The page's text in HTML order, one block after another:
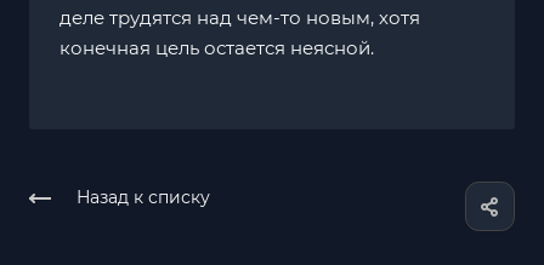
деле трудятся над чем-то новым, хотя
конечная цель остается неясной.
Назад к списку